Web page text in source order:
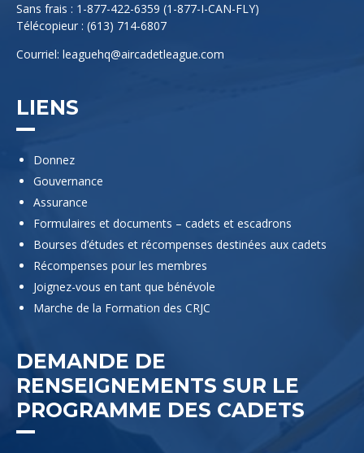
Sans frais : 1-877-422-6359 (1-877-I-CAN-FLY)
Télécopieur : (613) 714-6807
Courriel: leaguehq@aircadetleague.com
LIENS
Donnez
Gouvernance
Assurance
Formulaires et documents – cadets et escadrons
Bourses d’études et récompenses destinées aux cadets
Récompenses pour les membres
Joignez-vous en tant que bénévole
Marche de la Formation des CRJC
DEMANDE DE
RENSEIGNEMENTS SUR LE
PROGRAMME DES CADETS